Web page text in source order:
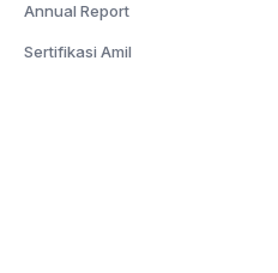
Annual Report
Sertifikasi Amil